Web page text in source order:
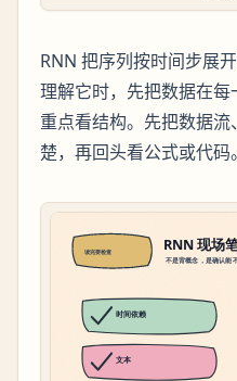
RNN 把序列按时间步展
理解它时，先把数据在
重点看结构。先把数据
楚，再回头看公式或代码。